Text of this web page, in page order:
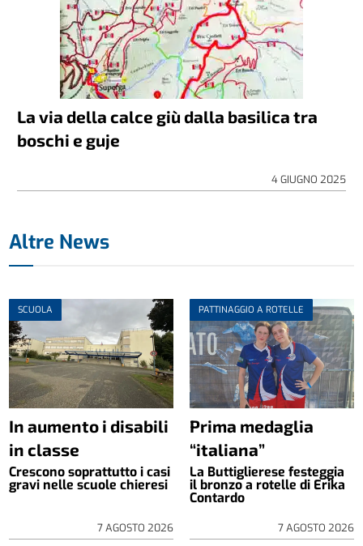
La via della calce giù dalla basilica tra
boschi e guje
4 GIUGNO 2025
Altre News
SCUOLA
In aumento i disabili
in classe
Crescono soprattutto i casi
gravi nelle scuole chieresi
7 AGOSTO 2026
PATTINAGGIO A ROTELLE
Prima medaglia
“italiana”
La Buttiglierese festeggia
il bronzo a rotelle di Erika
Contardo
7 AGOSTO 2026